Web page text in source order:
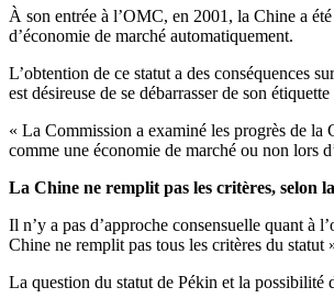
À son entrée à l’OMC, en 2001, la Chine a
d’économie de marché automatiquement.
L’obtention de ce statut a des conséquences
est désireuse de se débarrasser de son
« La Commission a examiné les progrès de la
comme une économie de marché ou non lors
La Chine ne remplit pas les critères, selon
Il n’y a pas d’approche consensuelle quant à
Chine ne remplit pas tous les critères du
La question du statut de Pékin et la possibilité